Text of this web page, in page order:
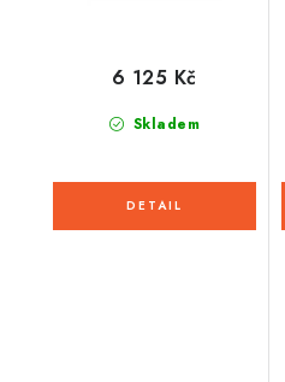
Skladem
6 125 Kč